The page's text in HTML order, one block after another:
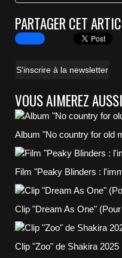
PARTAGER CET
S'inscrire à la newsletter
VOUS AIMEREZ
Album "No country for old
Film "Peaky Blinders :
Clip "Dream As One"
Clip "Zoo" de Shakira 2025